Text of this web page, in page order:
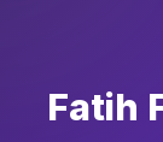
Fatih